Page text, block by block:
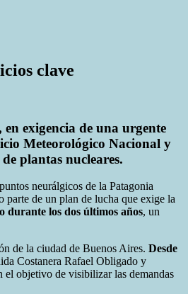
clave
exigencia de una urgente
Meteorológico Nacional y
plantas nucleares.
neurálgicos de la Patagonia
de un plan de lucha que exige la
durante los dos últimos años, un
de la ciudad de Buenos Aires. Desde
Costanera Rafael Obligado y
el objetivo de visibilizar las demandas